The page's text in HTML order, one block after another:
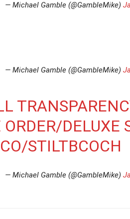
— Michael Gamble (@GambleMike)
— Michael Gamble (@GambleMike)
DELUXE
STILTBCOCH
— Michael Gamble (@GambleMike)